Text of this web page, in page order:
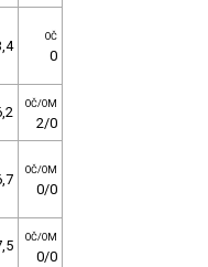
OČ
0
OČ/OM
2/0
OČ/OM
0/0
OČ/OM
0/0